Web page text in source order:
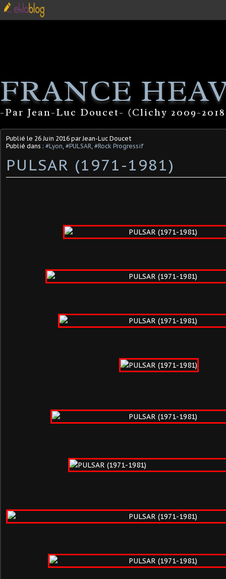
FRANCE
-Par Jean-Luc Doucet- (Clichy 2009-
Publié le 26 Juin 2016 par Jean-Luc Doucet
Publié dans : #Lyon, #PULSAR, #Rock Progressif
PULSAR (1971-1981)